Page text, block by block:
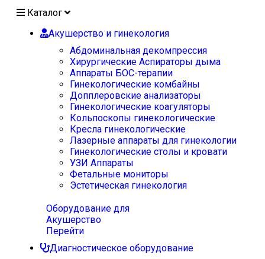
Каталог
Акушерство и гинекология
Абдоминальная декомпрессия
Хирургические Аспираторы дыма
Аппараты БОС-терапии
Гинекологические комбайны
Допплеровские анализаторы
Гинекологические коагуляторы
Кольпоскопы гинекологические
Кресла гинекологические
Лазерные аппараты для гинекологии
Гинекологические столы и кровати
УЗИ Аппараты
Фетальные мониторы
Эстетическая гинекология
Оборудование для
Акушерство
Перейти
Диагностическое оборудование